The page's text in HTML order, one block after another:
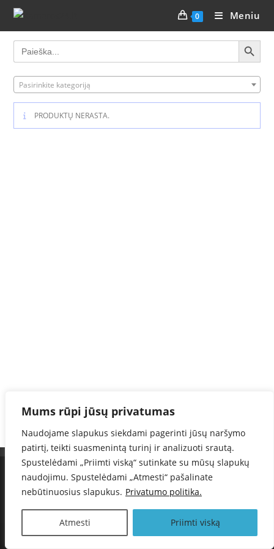
Mums rūpi jūsų privatumas
Naudojame slapukus siekdami pagerinti jūsų naršymo
patirtį, teikti suasmenintą turinį ir analizuoti srautą.
Spustelėdami „Priimti viską“ sutinkate su mūsų slapukų
naudojimu. Spustelėdami „Atmesti“ pašalinate
nebūtinuosius slapukus. Privatumo politika.
Atmesti Priimti viską
0 Meniu
Search
for:
SEARCH BUTTON
Pasirinkite kategoriją
PRODUKTŲ NERASTA.
Informacija telefonu :+37060371806
Sunteka, MB
© 2018-2024 Kameros24.lt. Visos teisės saugomos.